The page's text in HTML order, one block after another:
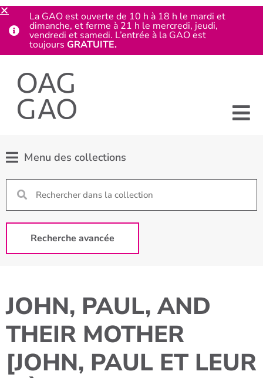
Menu des collections
Recherche avancée
JOHN, PAUL, AND
THEIR MOTHER
[JOHN, PAUL ET LEUR
La GAO est ouverte de 10 h à 18 h le mardi et
dimanche, et ferme à 21 h le mercredi, jeudi,
vendredi et samedi. L’entrée à la GAO est
toujours GRATUITE.